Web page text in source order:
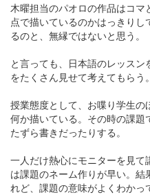
木曜担当のパオロの作品はコ
点で描いているのかはっきり
るのと、無縁ではないと思う。
と言っても、日本語のレッス
をたくさん見せて考えてもらう。
授業態度として、お喋り学生
何か描いている。その時の課
たずら書きだったりする。
一人だけ熱心にモニターを見
は課題のネーム作りが早い。
れど、課題の意味がよくわかっ